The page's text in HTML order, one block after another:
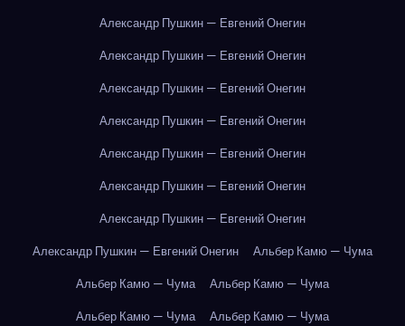
Александр Пушкин — Евгений Онегин
Александр Пушкин — Евгений Онегин
Александр Пушкин — Евгений Онегин
Александр Пушкин — Евгений Онегин
Александр Пушкин — Евгений Онегин
Александр Пушкин — Евгений Онегин
Александр Пушкин — Евгений Онегин
Александр Пушкин — Евгений Онегин
Альбер Камю — Чума
Альбер Камю — Чума
Альбер Камю — Чума
Альбер Камю — Чума
Альбер Камю — Чума